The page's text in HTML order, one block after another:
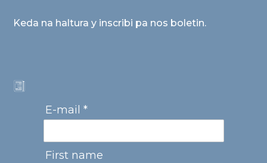
Keda na haltura y inscribi pa nos boletin.
E-mail *
First name